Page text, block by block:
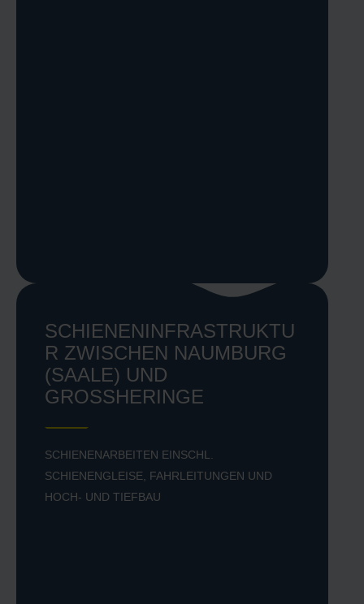
SCHIENENINFRASTRUKTU
R ZWISCHEN NAUMBURG
(SAALE) UND
GROSSHERINGE
SCHIENENARBEITEN EINSCHL.
SCHIENENGLEISE, FAHRLEITUNGEN UND
HOCH- UND TIEFBAU